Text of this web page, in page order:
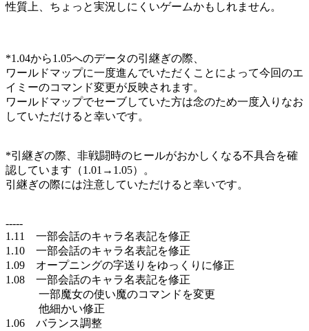
性質上、ちょっと実況しにくいゲームかもしれません。
*1.04から1.05へのデータの引継ぎの際、
ワールドマップに一度進んでいただくことによって今回のエ
イミーのコマンド変更が反映されます。
ワールドマップでセーブしていた方は念のため一度入りなお
していただけると幸いです。
*引継ぎの際、非戦闘時のヒールがおかしくなる不具合を確
認しています（1.01→1.05）。
引継ぎの際には注意していただけると幸いです。
-----
1.11 一部会話のキャラ名表記を修正
1.10 一部会話のキャラ名表記を修正
1.09 オープニングの字送りをゆっくりに修正
1.08 一部会話のキャラ名表記を修正
一部魔女の使い魔のコマンドを変更
他細かい修正
1.06 バランス調整